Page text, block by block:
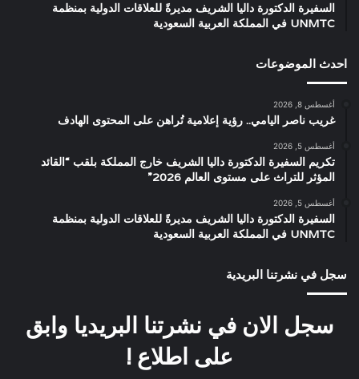
السفيرة الدكتورة داليا الشريف مديرةً للعلاقات الدولية بمنظمة
UNMTC في المملكة العربية السعودية
احدث الموضوعات
أغسطس 8, 2026
غريب ناصر اليامي.. رؤية إعلامية تُراهن على المحتوى الهادف
أغسطس 5, 2026
تكريم السفيرة الدكتورة داليا الشريف خارج المملكة بلقب “القائد
المؤثر للتراث على مستوى العالم 2026”
أغسطس 5, 2026
السفيرة الدكتورة داليا الشريف مديرةً للعلاقات الدولية بمنظمة
UNMTC في المملكة العربية السعودية
سجل في نشرتنا البريدية
سجل الان في نشرتنا البريديا وابق
على اطلاع !